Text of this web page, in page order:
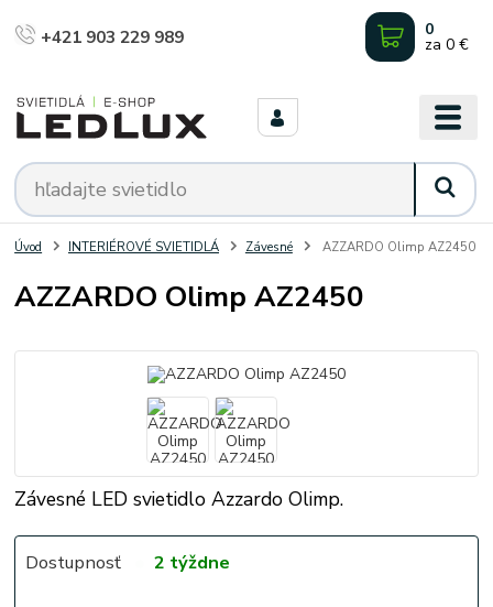
+421 903 229 989 0
za 0 €
Úvod INTERIÉROVÉ SVIETIDLÁ Závesné AZZARDO Olimp AZ2450
AZZARDO Olimp AZ2450
Závesné LED svietidlo Azzardo Olimp.
Dostupnosť 2 týždne